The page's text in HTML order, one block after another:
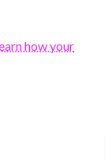
how your